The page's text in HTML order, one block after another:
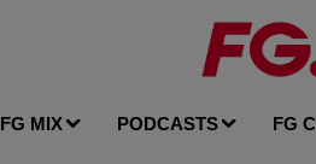
FG MIX PODCASTS FG